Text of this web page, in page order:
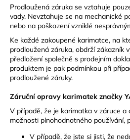
Prodloužená záruka se vztahuje
vady. Nevztahuje se na mechanické
nebo na poškození vzniklé
Ke každé zakoupené karimatce, na
prodloužená záruka, obdrží zákazník
předložení společně s prodejním
produktem je pak podmínkou při
prodloužené záruky.
Záruční opravy karimatek značky
V případě, že je karimatka v záruce a
možnosti plnohodnotného používání,
V případě, že jste si jisti, že